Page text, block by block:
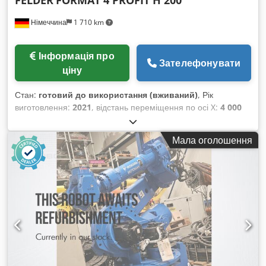
Німеччина 1 710 km
ціну
Зателефонувати
Стан: готовий до використання (вживаний), Рік
виготовлення: 2021, відстань переміщення по осі X: 4 000
, відстань переміщення по осі Y:
переміщення осі Z:500 мм, кількість осей:4, Цей 4-
координатний обробний центр з ЧПК був виготовлений у
2020 році. Він оснащений фрезерним шпинделем
потужністю 12 кВт з діапазоном швидкості 1000-24000 об/хв
і можливістю повороту осі С на 0-360°. Верстат оснащений
12-позиційним лінійним пристроєм зміни інструменту та
комплексною свердлильною головкою з 16 шпинделями.
Він також може похвалитися надійною системою безпеки зі
світловим бар'єром. Розгляньте можливість придбати цей
обробний центр з ЧПК Felder Format 4 Profit H 200.
Зв'яжіться з нами для отримання додаткової інформації про
Мала оголошення